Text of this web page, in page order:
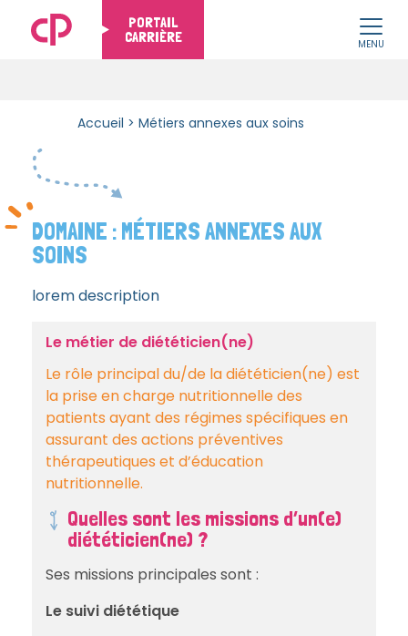
PORTAIL
CARRIÈRE
MENU
Accueil > Métiers annexes aux soins
DOMAINE :MÉTIERS ANNEXES AUX
SOINS
lorem description
Le métier de diététicien(ne)
Le rôle principal du/de la diététicien(ne) est
la prise en charge nutritionnelle des
patients ayant des régimes spécifiques en
assurant des actions préventives
thérapeutiques et d’éducation
nutritionnelle.
Quelles sont les missions d’un(e)
diététicien(ne) ?
Ses missions principales sont :
Le suivi diététique